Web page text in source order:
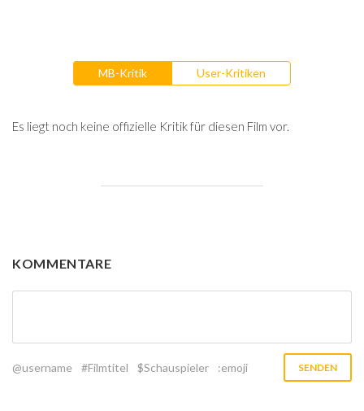
MB-Kritik User-Kritiken
Es liegt noch keine offizielle Kritik für diesen Film vor.
KOMMENTARE
@username #Filmtitel $Schauspieler :emoji